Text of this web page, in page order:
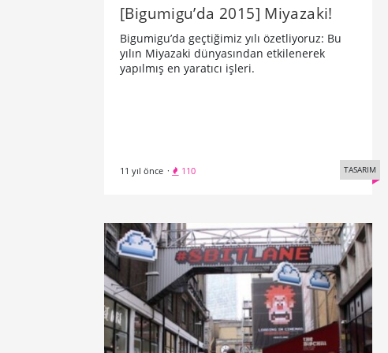
[Bigumigu’da 2015] Miyazaki!
Bigumigu’da geçtiğimiz yılı özetliyoruz: Bu
yılın Miyazaki dünyasından etkilenerek
yapılmış en yaratıcı işleri.
11 yıl önce · 110 TASARIM